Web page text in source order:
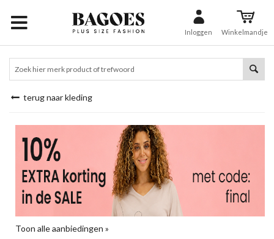
Inloggen Winkelmandje
terug naar kleding
Toon alle aanbiedingen »